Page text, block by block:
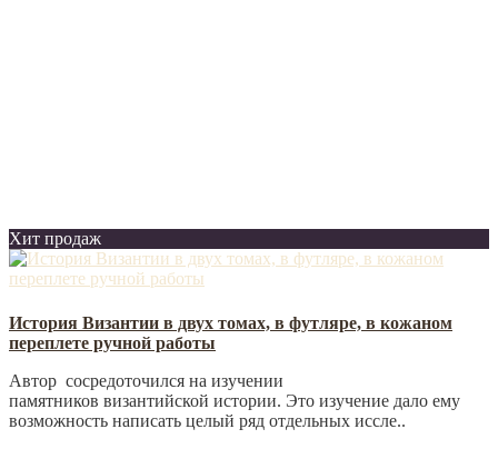
Хит продаж
История Византии в двух томах, в футляре, в кожаном
переплете ручной работы
Автор сосредоточился на изучении
памятников византийской истории. Это изучение дало ему
возможность написать целый ряд отдельных иссле..